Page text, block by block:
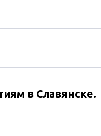
в Славянске.